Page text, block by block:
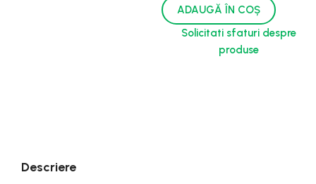
ADAUGĂ ÎN COȘ
Solicitati sfaturi despre
produse
Descriere